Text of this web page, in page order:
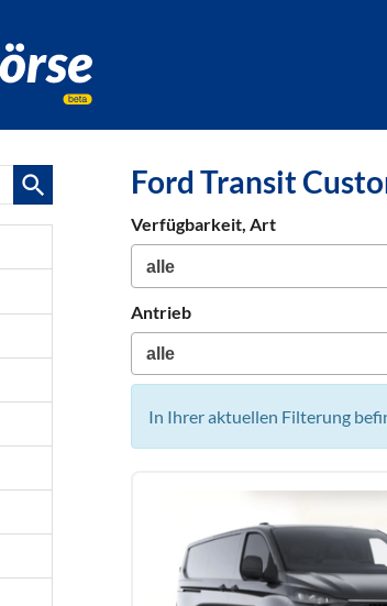
Gebrauchtwagen,
Neuwagen
Ford Transit
Verfügbarkeit, Art
Antrieb
In Ihrer aktuellen Filterung